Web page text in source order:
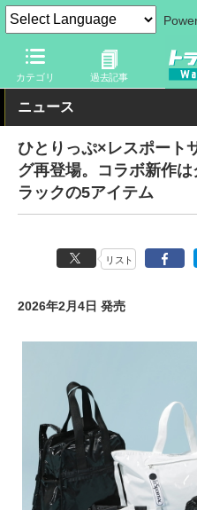
カテゴリ 過去記事
トラベル Watch 旅のアイテム
ニュース
ひとりっぷ×レスポート
グ再登場。コラボ新作
ラックの5アイテム
リスト
2026年2月4日 発売